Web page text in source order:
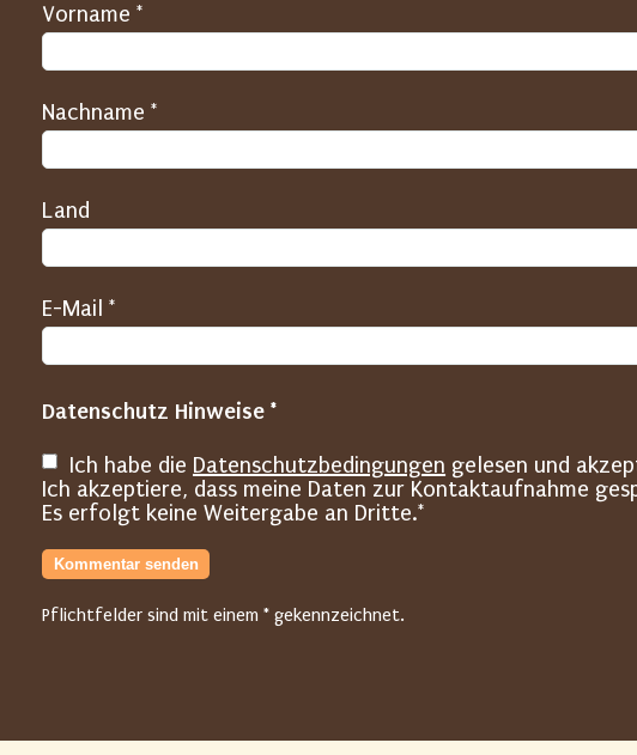
M
c
h
u
t
z
(
n
e
y
p
o
t
Vorname *
Nachname *
Land
E-Mail *
Datenschutz Hinweise *
Ich habe die Datenschutzbedingungen gelesen und
Ich akzeptiere, dass meine Daten zur Kontaktaufnahme
Es erfolgt keine Weitergabe an Dritte.*
Kommentar senden
Pflichtfelder sind mit einem * gekennzeichnet.